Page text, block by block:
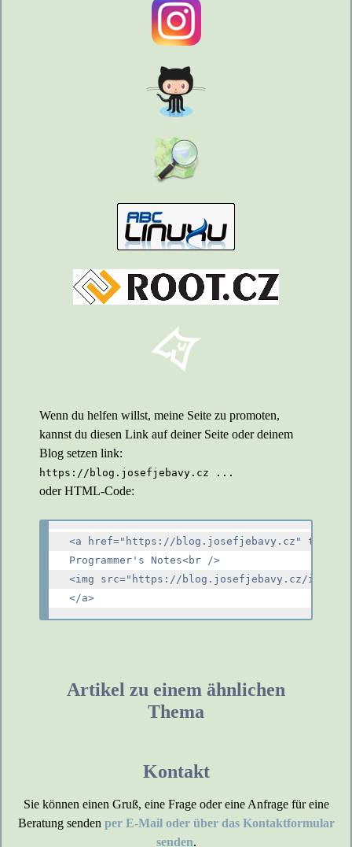
Wenn du helfen willst, meine Seite zu promoten,
kannst du diesen Link auf deiner Seite oder deinem
Blog setzen link:
https://blog.josefjebavy.cz ...
oder HTML-Code:
<a href="https://blog.josefjebavy.cz"
Programmer's Notes<br />
<img src="https://blog.josefjebavy.cz/img/
Artikel zu einem ähnlichen
Thema
Kontakt
Sie können einen Gruß, eine Frage oder eine Anfrage für eine
Beratung senden per E-Mail oder über das Kontaktformular
senden.